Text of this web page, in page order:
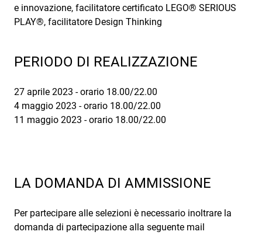
e innovazione, facilitatore certificato LEGO® SERIOUS
PLAY®, facilitatore Design Thinking
PERIODO DI REALIZZAZIONE
27 aprile 2023 - orario 18.00/22.00
4 maggio 2023 - orario 18.00/22.00
11 maggio 2023 - orario 18.00/22.00
LA DOMANDA DI AMMISSIONE
Per partecipare alle selezioni è necessario inoltrare la
domanda di partecipazione alla seguente mail